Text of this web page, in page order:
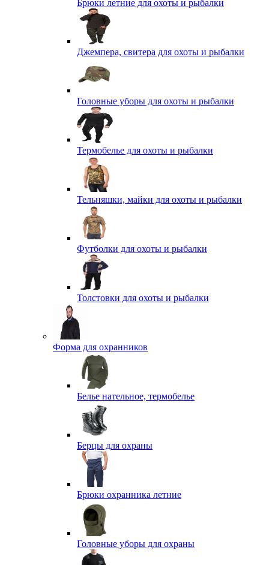
Брюки летние для охоты и рыбалки
Джемпера, свитера для охоты и рыбалки
Головные уборы для охоты и рыбалки
Термобелье для охоты и рыбалки
Тельняшки, майки для охоты и рыбалки
Футболки для охоты и рыбалки
Толстовки для охоты и рыбалки
Форма для охранников
Белье нательное, термобелье
Берцы для охраны
Брюки охранника летние
Головные уборы для охраны